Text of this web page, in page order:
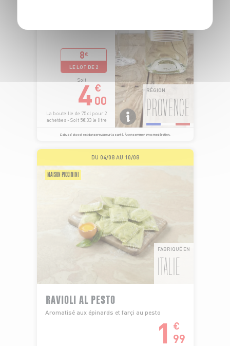
8€
LE LOT DE 2
Soit
4 €
00
La bouteille de 75 cl pour 2
achetées - Soit 5€33 le litre
RÉGION
PROVENCE
L’abus d’alcool est dangereux pour la santé. À consommer avec modération.
DU 04/08 AU 10/08
MAISON PICCININI
FABRIQUÉ EN
ITALIE
RAVIOLI AL PESTO
Aromatisé aux épinards et farçi au pesto
1 €
99